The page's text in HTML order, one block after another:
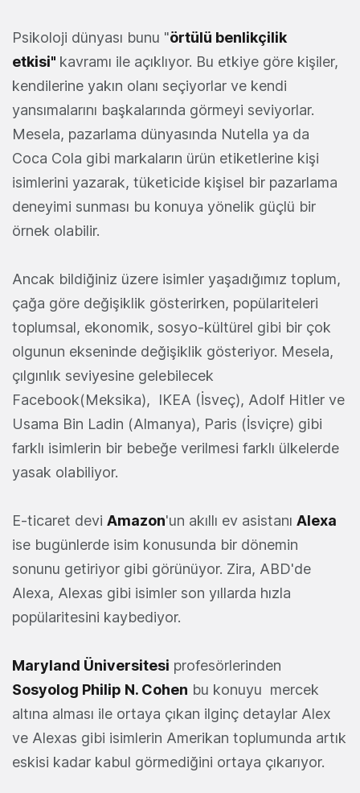
Psikoloji dünyası bunu "örtülü benlikçilik
etkisi" kavramı ile açıklıyor. Bu etkiye göre kişiler,
kendilerine yakın olanı seçiyorlar ve kendi
yansımalarını başkalarında görmeyi seviyorlar.
Mesela, pazarlama dünyasında Nutella ya da
Coca Cola gibi markaların ürün etiketlerine kişi
isimlerini yazarak, tüketicide kişisel bir pazarlama
deneyimi sunması bu konuya yönelik güçlü bir
örnek olabilir.
Ancak bildiğiniz üzere isimler yaşadığımız toplum,
çağa göre değişiklik gösterirken, popülariteleri
toplumsal, ekonomik, sosyo-kültürel gibi bir çok
olgunun ekseninde değişiklik gösteriyor. Mesela,
çılgınlık seviyesine gelebilecek
Facebook(Meksika), IKEA (İsveç), Adolf Hitler ve
Usama Bin Ladin (Almanya), Paris (İsviçre) gibi
farklı isimlerin bir bebeğe verilmesi farklı ülkelerde
yasak olabiliyor.
E-ticaret devi Amazon'un akıllı ev asistanı Alexa
ise bugünlerde isim konusunda bir dönemin
sonunu getiriyor gibi görünüyor. Zira, ABD'de
Alexa, Alexas gibi isimler son yıllarda hızla
popülaritesini kaybediyor.
Maryland Üniversitesi profesörlerinden
Sosyolog Philip N. Cohen bu konuyu mercek
altına alması ile ortaya çıkan ilginç detaylar Alex
ve Alexas gibi isimlerin Amerikan toplumunda artık
eskisi kadar kabul görmediğini ortaya çıkarıyor.